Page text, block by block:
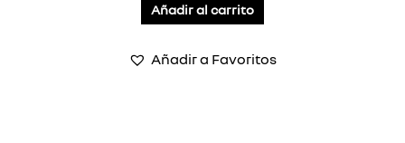
Añadir al carrito
Añadir a Favoritos